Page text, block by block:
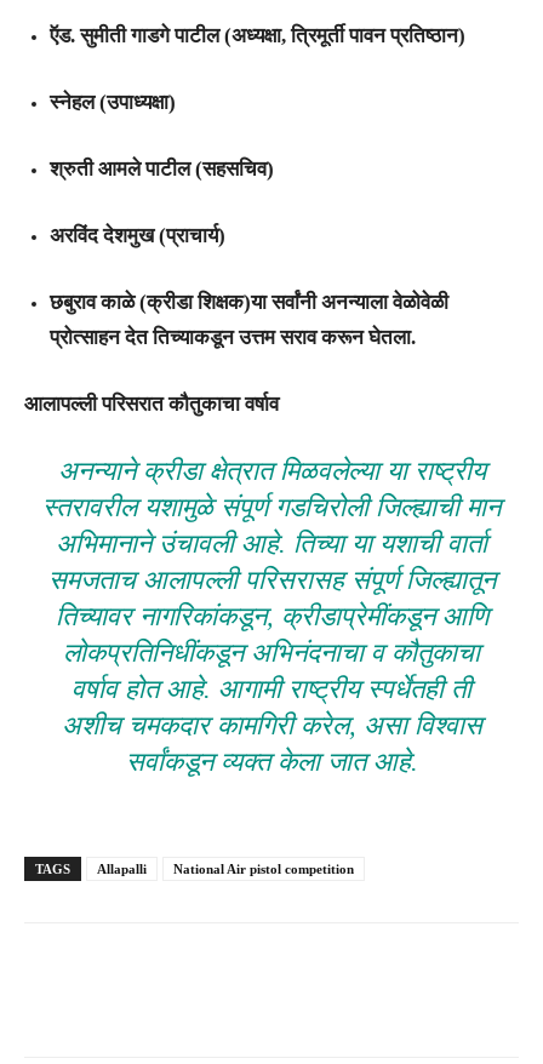
ऍड. सुमीती गाडगे पाटील(अध्यक्षा, त्रिमूर्ती पावन प्रतिष्ठान)
स्नेहल(उपाध्यक्षा)
श्रुती आमले पाटील(सहसचिव)
अरविंद देशमुख(प्राचार्य)
छबुराव काळे(क्रीडा शिक्षक)या सर्वांनी अनन्याला वेळोवेळी
प्रोत्साहन देत तिच्याकडून उत्तम सराव करून घेतला.
आलापल्ली परिसरात कौतुकाचा वर्षाव
अनन्याने क्रीडा क्षेत्रात मिळवलेल्या या राष्ट्रीय
स्तरावरील यशामुळे संपूर्ण गडचिरोली जिल्ह्याची मान
अभिमानाने उंचावली आहे. तिच्या या यशाची वार्ता
समजताच आलापल्ली परिसरासह संपूर्ण जिल्ह्यातून
तिच्यावर नागरिकांकडून, क्रीडाप्रेमींकडून आणि
लोकप्रतिनिधींकडून अभिनंदनाचा व कौतुकाचा
वर्षाव होत आहे. आगामी राष्ट्रीय स्पर्धेतही ती
अशीच चमकदार कामगिरी करेल, असा विश्वास
सर्वांकडून व्यक्त केला जात आहे.
TAGS Allapalli National Air pistol competition